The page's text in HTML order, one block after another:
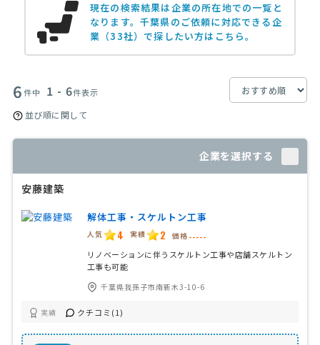
現在の検索結果は企業の所在地での一覧と
なります。千葉県のご依頼に対応できる企
業（33社）で探したい方はこちら。
6件中 1 - 6件表示
並び順に関して
企業を選択する
安藤建築
解体工事・スケルトン工事
人気 4 実績 2 価格 -----
リノベーションに伴うスケルトン工事や店舗スケルトン
工事も可能
千葉県我孫子市南新木3-10-6
実績 クチコミ(1)